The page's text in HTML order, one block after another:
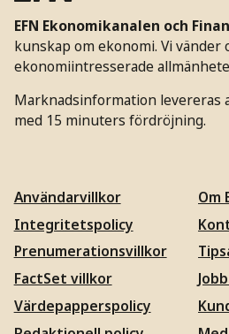
EFN Ekonomikanalen och
kunskap om ekonomi. Vi vänder
ekonomiintresserade
Marknadsinformation levereras
med 15 minuters fördröjning.
Användarvillkor
Integritetspolicy
Prenumerationsvillkor
FactSet villkor
Värdepapperspolicy
Om